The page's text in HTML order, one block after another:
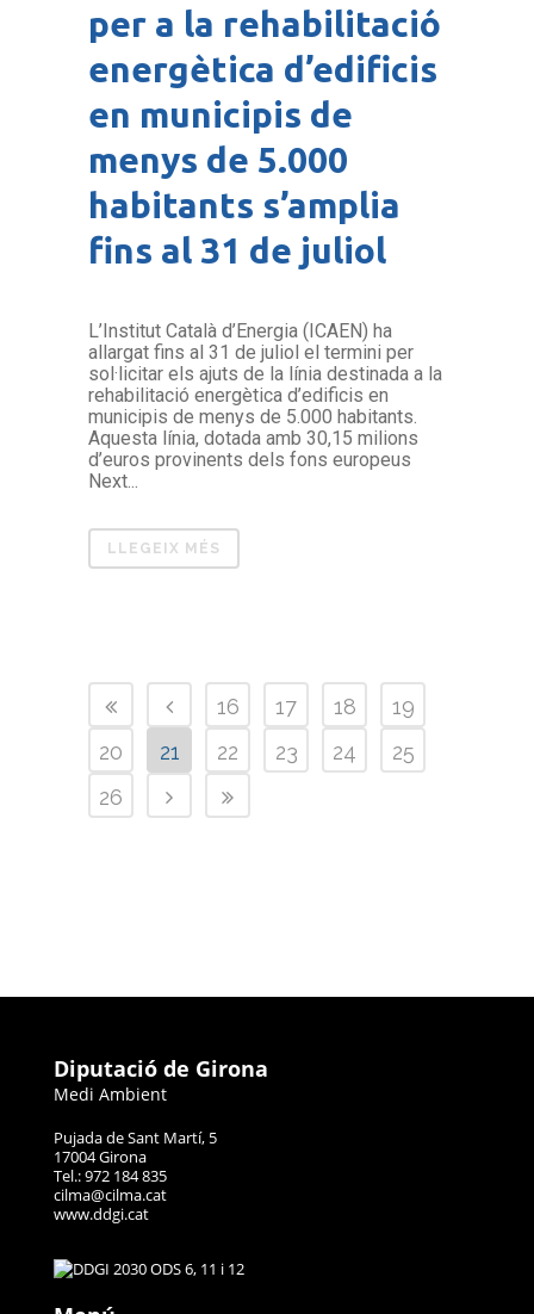
per a la rehabilitació
energètica d’edificis
en municipis de
menys de 5.000
habitants s’amplia
fins al 31 de juliol
L’Institut Català d’Energia (ICAEN) ha
allargat fins al 31 de juliol el termini per
sol·licitar els ajuts de la línia destinada a la
rehabilitació energètica d’edificis en
municipis de menys de 5.000 habitants.
Aquesta línia, dotada amb 30,15 milions
d’euros provinents dels fons europeus
Next...
LLEGEIX MÉS
16 17 18
19
20
21 22 23 24
25
26
Diputació de Girona
Medi Ambient
Pujada de Sant Martí, 5
17004 Girona
Tel.: 972 184 835
cilma@cilma.cat
www.ddgi.cat